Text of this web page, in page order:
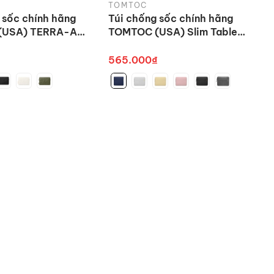
iPad khi đậy và mở nắp, tiết
chính hãng
TERRA-A27
TOMTOC
Túi chống sốc chính hãng
TOMTOC (USA) Slim Tablet
Pro 11/ M2/M1 12.9 inch
565.000₫